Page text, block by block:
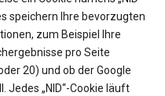
speichern Ihre bevorzugten
zum Beispiel Ihre
pro Seite
20) und ob der Google
Jedes „NID“-Cookie läuft